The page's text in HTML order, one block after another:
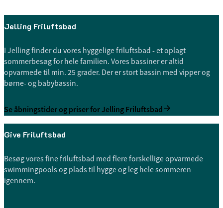
Jelling Friluftsbad
I Jelling finder du vores hyggelige friluftsbad - et oplagt
sommerbesøg for hele familien. Vores bassiner er altid
opvarmede til min. 25 grader. Der er stort bassin med vipper og
børne- og babybassin.
Se åbningstider og priser for Jelling Friluftsbad
Give Friluftsbad
Besøg vores fine friluftsbad med flere forskellige opvarmede
swimmingpools og plads til hygge og leg hele sommeren
igennem.